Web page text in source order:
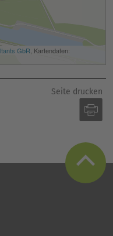
Seite drucken